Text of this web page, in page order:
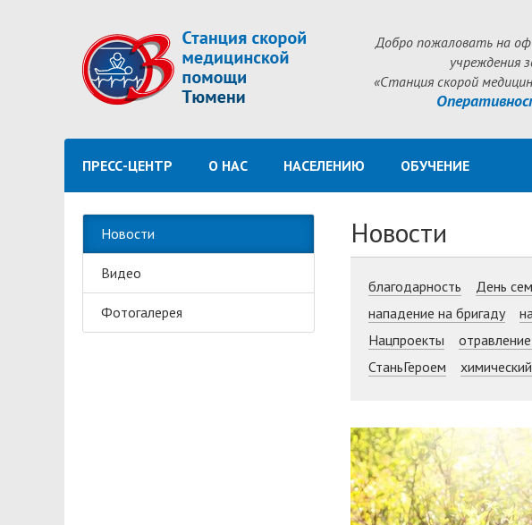
Добро пожаловать на
учреждения
«Станция скорой
ПРЕСС-ЦЕНТР О НАС НАСЕЛЕНИЮ ОБУЧЕНИЕ
Новости
Видео
Фотогалерея
Новости
благодарность День
нападение на бригаду
Нацпроекты
СтаньГероем